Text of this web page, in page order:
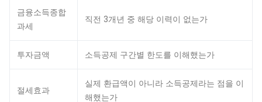
금융소득종합
과세
직전 3개년 중 해당 이력이 없는가
투자금액 소득공제 구간별 한도를 이해했는가
절세효과
실제 환급액이 아니라 소득공제라는 점을 이
해했는가